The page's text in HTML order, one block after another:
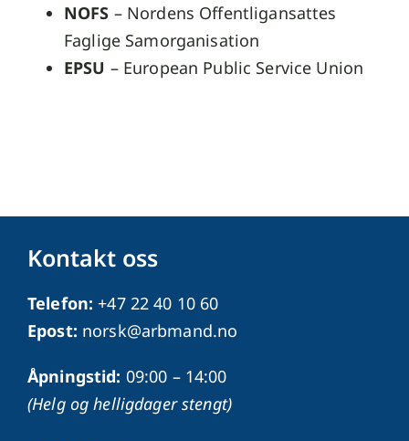
NOFS – Nordens Offentligansattes
Faglige Samorganisation
EPSU – European Public Service Union
Kontakt oss
Telefon: +47 22 40 10 60
Epost: norsk@arbmand.no
Åpningstid: 09:00 – 14:00
(Helg og helligdager stengt)